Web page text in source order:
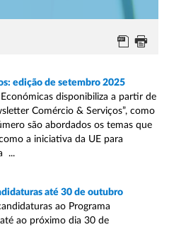
edição de setembro 2025
disponibiliza a partir de
Comércio & Serviços”, como
são abordados os temas que
a iniciativa da UE para
...
até 30 de outubro
ao Programa
ao próximo dia 30 de